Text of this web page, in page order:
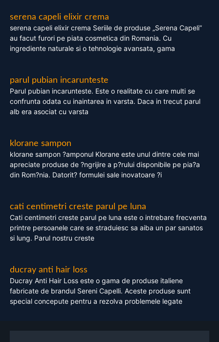
serena capeli elixir crema
serena capeli elixir crema Seriile de produse „Serena Capeli”
au facut furori pe piata cosmetica din Romania. Cu
ingrediente naturale si o tehnologie avansata, gama
parul pubian incarunteste
Parul pubian incarunteste. Este o realitate cu care multi se
confrunta odata cu inaintarea in varsta. Daca in trecut parul
alb era asociat cu varsta
klorane sampon
klorane sampon ?amponul Klorane este unul dintre cele mai
apreciate produse de ?ngrijire a p?rului disponibile pe pia?a
din Rom?nia. Datorit? formulei sale inovatoare ?i
cati centimetri creste parul pe luna
Cati centimetri creste parul pe luna este o intrebare frecventa
printre persoanele care se straduiesc sa aiba un par sanatos
si lung. Parul nostru creste
ducray anti hair loss
Ducray Anti Hair Loss este o gama de produse italiene
fabricate de brandul Sereni Capelli. Aceste produse sunt
special concepute pentru a rezolva problemele legate